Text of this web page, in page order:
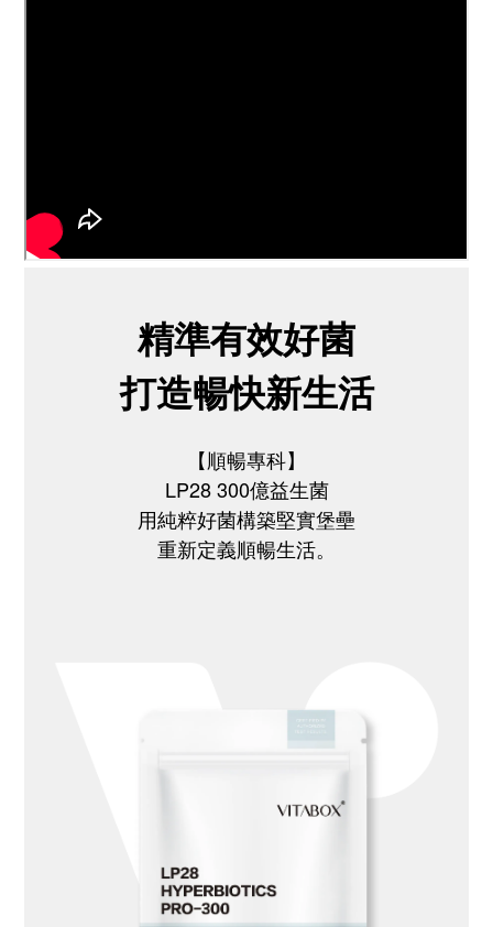
精準有效好菌
打造暢快新生活
【順暢專科】
LP28 300億益生菌
用純粹好菌構築堅實堡壘
重新定義順暢生活。